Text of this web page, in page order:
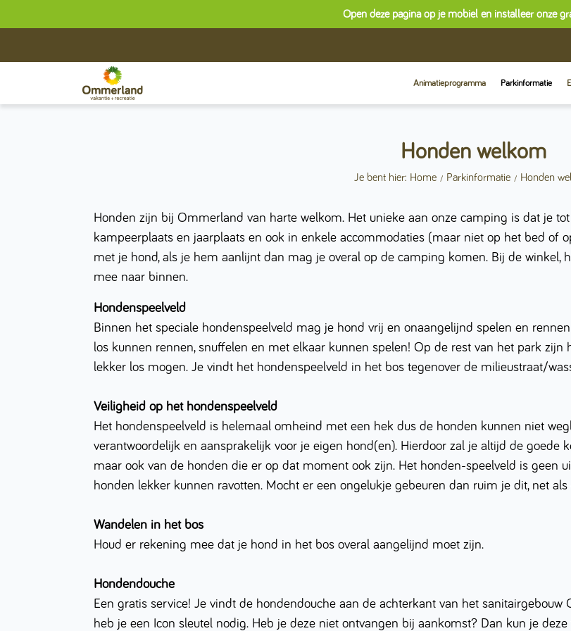
Open deze pagina op je mobiel en installeer onze
Animatieprogramma Parkinformatie
Honden welkom
Je bent hier: Home Parkinformatie Honden
Honden zijn bij Ommerland van harte welkom. Het unieke aan onze camping is dat je
kampeerplaats en jaarplaats en ook in enkele accommodaties (maar niet op het bed of
met je hond, als je hem aanlijnt dan mag je overal op de camping komen. Bij de
mee naar binnen.
Hondenspeelveld
Binnen het speciale hondenspeelveld mag je hond vrij en onaangelijnd spelen en
los kunnen rennen, snuffelen en met elkaar kunnen spelen! Op de rest van het park zijn
lekker los mogen. Je vindt het hondenspeelveld in het bos tegenover de milieustraat/
Veiligheid op het hondenspeelveld
Het hondenspeelveld is helemaal omheind met een hek dus de honden kunnen niet
verantwoordelijk en aansprakelijk voor je eigen hond(en). Hierdoor zal je altijd de goede
maar ook van de honden die er op dat moment ook zijn. Het honden-speelveld is geen
honden lekker kunnen ravotten. Mocht er een ongelukje gebeuren dan ruim je dit, net
Wandelen in het bos
Houd er rekening mee dat je hond in het bos overal aangelijnd moet zijn.
Hondendouche
Een gratis service! Je vindt de hondendouche aan de achterkant van het
heb je een Icon sleutel nodig. Heb je deze niet ontvangen bij aankomst? Dan kun je